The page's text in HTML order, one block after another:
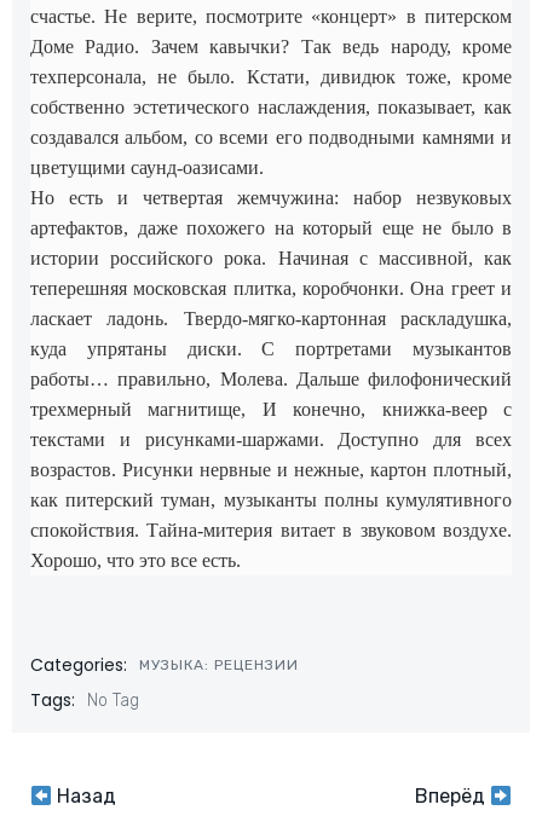
счастье. Не верите, посмотрите «концерт» в питерском
Доме Радио. Зачем кавычки? Так ведь народу, кроме
техперсонала, не было. Кстати, дивидюк тоже, кроме
собственно эстетического наслаждения, показывает, как
создавался альбом, со всеми его подводными камнями и
цветущими саунд-оазисами.
Но есть и четвертая жемчужина: набор незвуковых
артефактов, даже похожего на который еще не было в
истории российского рока. Начиная с массивной, как
теперешняя московская плитка, коробчонки. Она греет и
ласкает ладонь. Твердо-мягко-картонная раскладушка,
куда упрятаны диски. С портретами музыкантов
работы… правильно, Молева. Дальше филофонический
трехмерный магнитище, И конечно, книжка-веер с
текстами и рисунками-шаржами. Доступно для всех
возрастов. Рисунки нервные и нежные, картон плотный,
как питерский туман, музыканты полны кумулятивного
спокойствия. Тайна-митерия витает в звуковом воздухе.
Хорошо, что это все есть.
Categories: МУЗЫКА: РЕЦЕНЗИИ
Tags: No Tag
Навигация
Назад
Навигация
Вперёд